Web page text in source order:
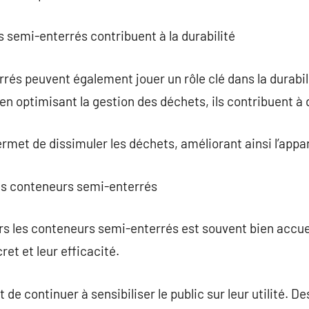
semi-enterrés contribuent à la durabilité
peuvent également jouer un rôle clé dans la
optimisant la gestion des déchets, ils contribuent à
de dissimuler les déchets, améliorant ainsi
conteneurs semi-enterrés
les conteneurs semi-enterrés est souvent bien
et leur efficacité.
de continuer à sensibiliser le public sur leur utilité.